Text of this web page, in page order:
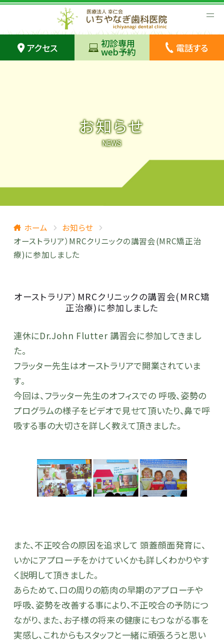
アクセス 初診専用
web予約 電話する
お知らせ
NEWS
ホーム
お知らせ
オーストラリア）MRCクリニックの講習会(MRC矯正治
療)に参加しました
オーストラリア）MRCクリニックの講習会(MRC矯
正治療)に参加しました
連休にDr.John Flutter 講習会に参加してきまし
た。
フラッター先生はオーストラリアで開業されていま
す。
今回は、フラッター先生のオフィスでの 呼吸、姿勢の
プログラムの様子をビデオで見せて頂いたり、鼻で呼
吸する事の大切さを詳しく教えて頂きました。
また、不正咬合の原因を追求して 頭蓋顔面発育に、
いかにアプローチをかけていくかも詳しくわかりやす
く説明して頂きました。
あらためて、口の周りの筋肉の早期のアプローチや
呼吸、姿勢を改善する事により、不正咬合の予防につ
ながり、また、お子様の将来の健康にもつながる事を
実感し、これからもスタッフと一緒に頑張ろうと思い